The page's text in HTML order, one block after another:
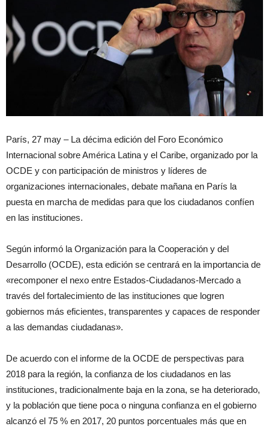
París, 27 may – La décima edición del Foro Económico
Internacional sobre América Latina y el Caribe, organizado por la
OCDE y con participación de ministros y líderes de
organizaciones internacionales, debate mañana en París la
puesta en marcha de medidas para que los ciudadanos confíen
en las instituciones.
Según informó la Organización para la Cooperación y del
Desarrollo (OCDE), esta edición se centrará en la importancia de
«recomponer el nexo entre Estados-Ciudadanos-Mercado a
través del fortalecimiento de las instituciones que logren
gobiernos más eficientes, transparentes y capaces de responder
a las demandas ciudadanas».
De acuerdo con el informe de la OCDE de perspectivas para
2018 para la región, la confianza de los ciudadanos en las
instituciones, tradicionalmente baja en la zona, se ha deteriorado,
y la población que tiene poca o ninguna confianza en el gobierno
alcanzó el 75 % en 2017, 20 puntos porcentuales más que en